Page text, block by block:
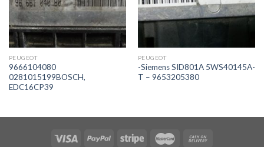
PEUGEOT
9666104080
0281015199BOSCH,
EDC16CP39
PEUGEOT
-Siemens SID801A 5WS40145A-
T – 9653205380